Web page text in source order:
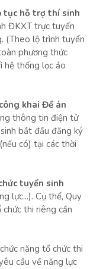
tục hỗ trợ thí sinh
ĐKXT trực tuyến
(Theo lộ trình tuyển
phương thức
hệ thống lọc ảo
khai Đề án
thông tin điện tử
bắt đầu đăng ký
có) tại các thời
tuyển sinh
lực...). Cụ thể, Quy
thi riêng cần
năng tổ chức thi
cầu về năng lực